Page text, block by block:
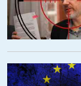
elle révèle
« compatible »
public. Projet déjà